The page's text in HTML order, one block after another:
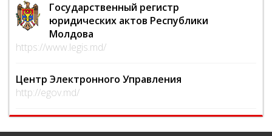
Государственный регистр
юридических актов Республики
Молдова
https://www.legis.md/
Центр Электронного Управления
http://egov.md/